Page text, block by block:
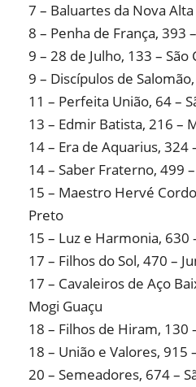
7 – Baluartes da Nova
8 – Penha de França, 393
9 – 28 de Julho, 133 – São
9 – Discípulos de
11 – Perfeita União, 64 –
13 – Edmir Batista, 216 –
14 – Era de Aquarius, 324
14 – Saber Fraterno, 499
15 – Maestro Hervé
Preto
15 – Luz e Harmonia, 630
17 – Filhos do Sol, 470 –
17 – Cavaleiros de Aço
Mogi Guaçu
18 – Filhos de Hiram, 130
18 – União e Valores, 915
20 – Semeadores, 674 –